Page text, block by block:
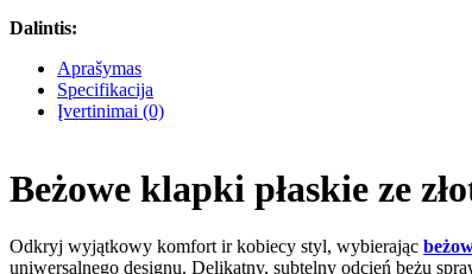
Dalintis:
Aprašymas
Specifikacija
Įvertinimai (0)
Beżowe klapki płaskie ze
Odkryj wyjątkowy komfort ir kobiecy styl, wybierając
uniwersalnego designu. Delikatny, subtelny odcień beżu